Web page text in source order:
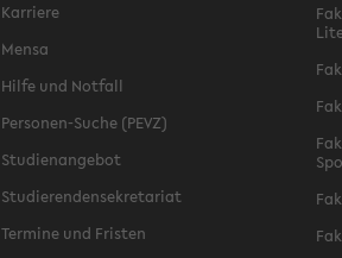
Karriere
Mensa
Hilfe und Notfall
Personen-Suche (PEVZ)
Studienangebot
Studierendensekretariat
Termine und Fristen